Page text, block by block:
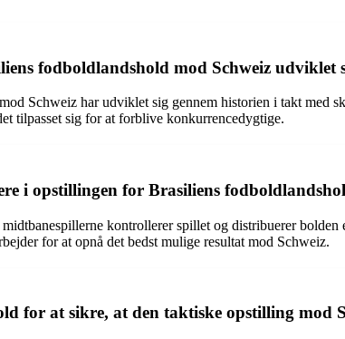
fodboldlandshold mod Schweiz udviklet
Schweiz har udviklet sig gennem historien i takt med
tilpasset sig for at forblive konkurrencedygtige.
i opstillingen for Brasiliens
kontrollerer spillet og distribuerer
for at opnå det bedst mulige resultat mod Schweiz.
for at sikre, at den taktiske opstilling mod